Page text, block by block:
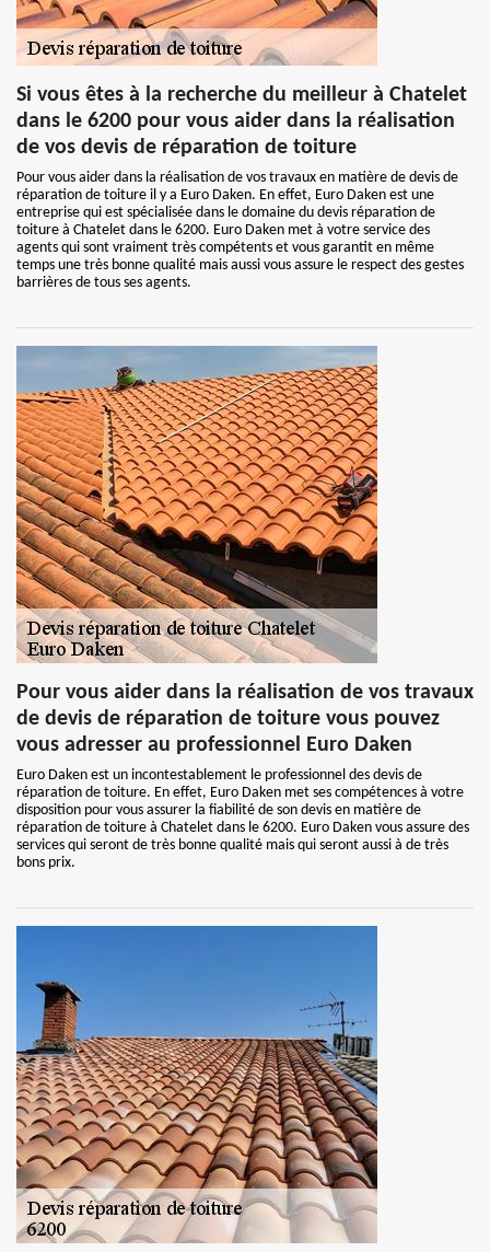
Si vous êtes à la recherche du meilleur à Chatelet
dans le 6200 pour vous aider dans la réalisation
de vos devis de réparation de toiture
Pour vous aider dans la réalisation de vos travaux en matière de devis de
réparation de toiture il y a Euro Daken. En effet, Euro Daken est une
entreprise qui est spécialisée dans le domaine du devis réparation de
toiture à Chatelet dans le 6200. Euro Daken met à votre service des
agents qui sont vraiment très compétents et vous garantit en même
temps une très bonne qualité mais aussi vous assure le respect des gestes
barrières de tous ses agents.
Pour vous aider dans la réalisation de vos travaux
de devis de réparation de toiture vous pouvez
vous adresser au professionnel Euro Daken
Euro Daken est un incontestablement le professionnel des devis de
réparation de toiture. En effet, Euro Daken met ses compétences à votre
disposition pour vous assurer la fiabilité de son devis en matière de
réparation de toiture à Chatelet dans le 6200. Euro Daken vous assure des
services qui seront de très bonne qualité mais qui seront aussi à de très
bons prix.